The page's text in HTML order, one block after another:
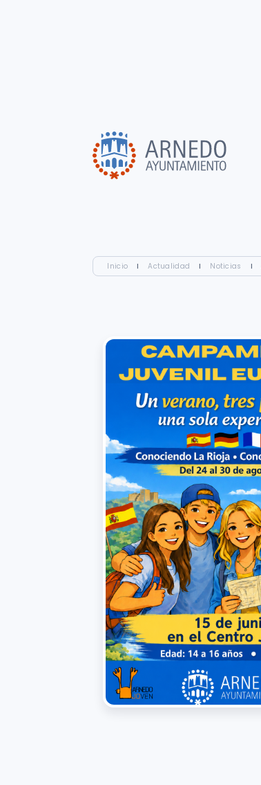
Inicio I Actualidad I Noticias I